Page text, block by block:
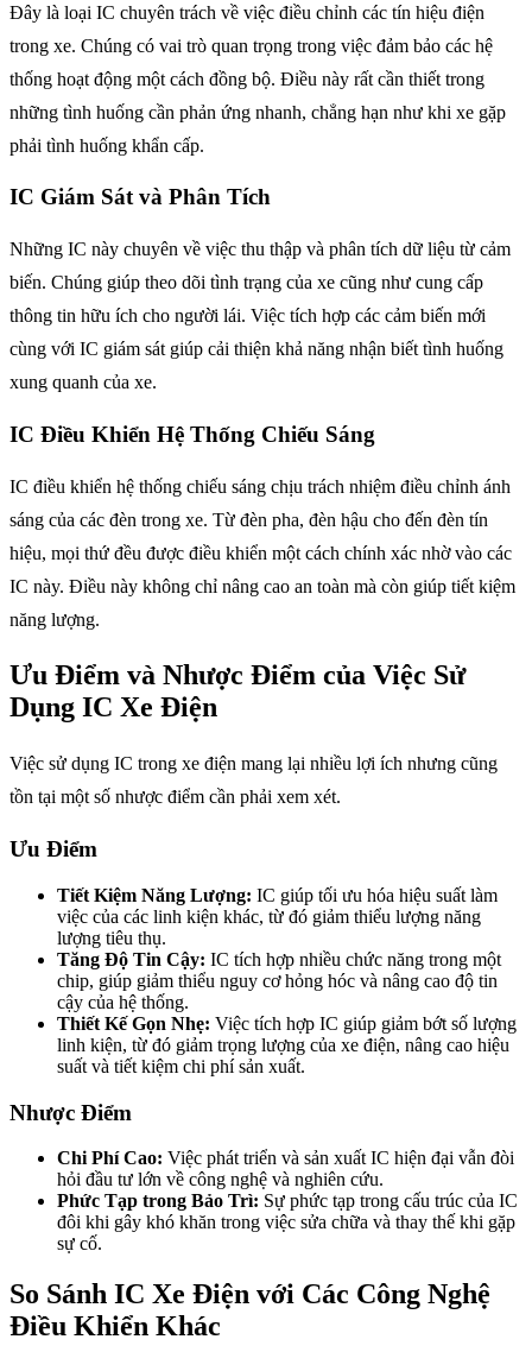
Đây là loại IC chuyên trách về việc điều chỉnh các tín hiệu điện
trong xe. Chúng có vai trò quan trọng trong việc đảm bảo các hệ
thống hoạt động một cách đồng bộ. Điều này rất cần thiết trong
những tình huống cần phản ứng nhanh, chẳng hạn như khi xe gặp
phải tình huống khẩn cấp.
IC Giám Sát và Phân Tích
Những IC này chuyên về việc thu thập và phân tích dữ liệu từ cảm
biến. Chúng giúp theo dõi tình trạng của xe cũng như cung cấp
thông tin hữu ích cho người lái. Việc tích hợp các cảm biến mới
cùng với IC giám sát giúp cải thiện khả năng nhận biết tình huống
xung quanh của xe.
IC Điều Khiển Hệ Thống Chiếu Sáng
IC điều khiển hệ thống chiếu sáng chịu trách nhiệm điều chỉnh ánh
sáng của các đèn trong xe. Từ đèn pha, đèn hậu cho đến đèn tín
hiệu, mọi thứ đều được điều khiển một cách chính xác nhờ vào các
IC này. Điều này không chỉ nâng cao an toàn mà còn giúp tiết kiệm
năng lượng.
Ưu Điểm và Nhược Điểm của Việc Sử
Dụng IC Xe Điện
Việc sử dụng IC trong xe điện mang lại nhiều lợi ích nhưng cũng
tồn tại một số nhược điểm cần phải xem xét.
Ưu Điểm
Tiết Kiệm Năng Lượng: IC giúp tối ưu hóa hiệu suất làm
việc của các linh kiện khác, từ đó giảm thiểu lượng năng
lượng tiêu thụ.
Tăng Độ Tin Cậy: IC tích hợp nhiều chức năng trong một
chip, giúp giảm thiểu nguy cơ hỏng hóc và nâng cao độ tin
cậy của hệ thống.
Thiết Kế Gọn Nhẹ: Việc tích hợp IC giúp giảm bớt số lượng
linh kiện, từ đó giảm trọng lượng của xe điện, nâng cao hiệu
suất và tiết kiệm chi phí sản xuất.
Nhược Điểm
Chi Phí Cao: Việc phát triển và sản xuất IC hiện đại vẫn đòi
hỏi đầu tư lớn về công nghệ và nghiên cứu.
Phức Tạp trong Bảo Trì: Sự phức tạp trong cấu trúc của IC
đôi khi gây khó khăn trong việc sửa chữa và thay thế khi gặp
sự cố.
So Sánh IC Xe Điện với Các Công Nghệ
Điều Khiển Khác